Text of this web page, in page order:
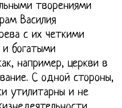
творениями
Василия
с их четкими
богатыми
например, церкви в
С одной стороны,
утилитарны и не